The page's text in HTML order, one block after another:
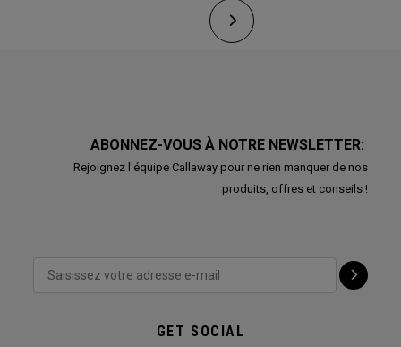
ABONNEZ-VOUS À NOTRE NEWSLETTER:
Rejoignez l'équipe Callaway pour ne rien manquer de nos
produits, offres et conseils !
GET SOCIAL